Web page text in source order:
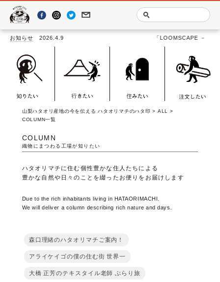
お知らせ 2026.4.9 「LOOMSCAPE －YAMANASHI TEXTILE
山梨ハタオリ産地の今を伝える ハタオリマチのハタ印 > ALL
>
COLUMN一覧
COLUMN
織物にまつわる工場が知りたい
ハタオリマチに住む個性豊かな住人たちによる
豊かな自然や日々のことを綴ったお便りをお届けします
Due to the rich inhabitants living in HATAORIMACHI.
We will deliver a column describing rich nature and days.
森口理緒のハタオリマチご案内！
アライケイゴの僕の住む街 世界一
大橋 正芳のテキスタイル老師 ぶらり旅